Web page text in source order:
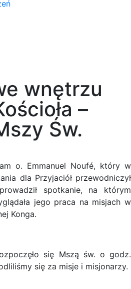
wnętrzu
–
Św.
o. Emmanuel Noufé, który w
dla Przyjaciół przewodniczył
spotkanie, na którym
jego praca na misjach w
Konga.
się Mszą św. o godz.
się za misje i misjonarzy.